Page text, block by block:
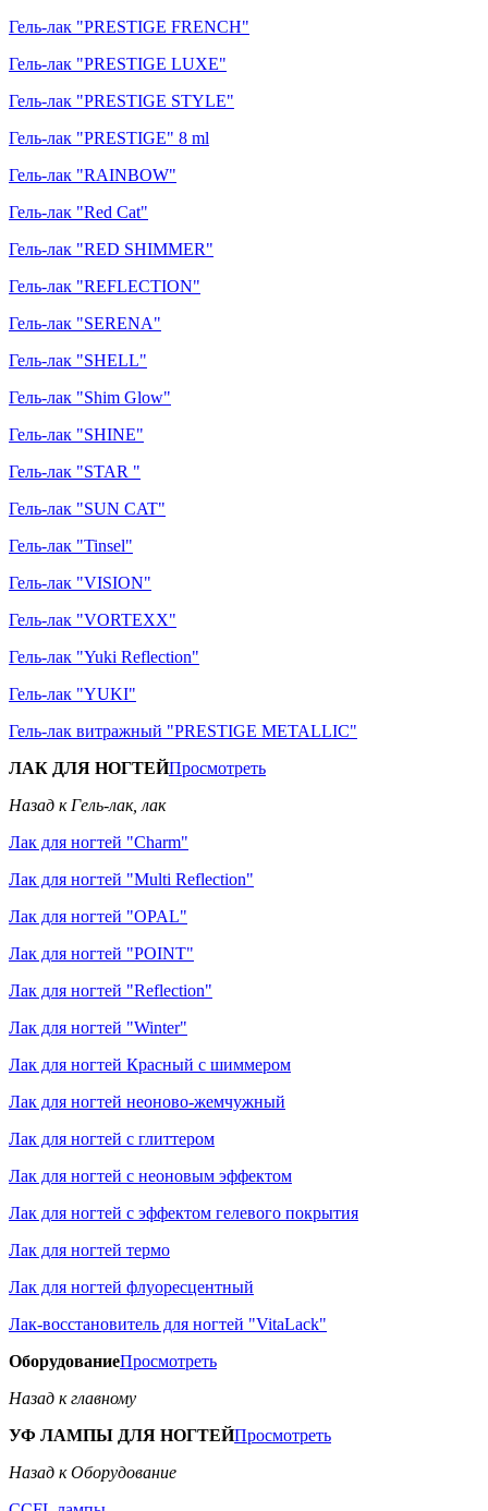
Гель-лак "PRESTIGE FRENCH"
Гель-лак "PRESTIGE LUXE"
Гель-лак "PRESTIGE STYLE"
Гель-лак "PRESTIGE" 8 ml
Гель-лак "RAINBOW"
Гель-лак "Red Cat"
Гель-лак "RED SHIMMER"
Гель-лак "REFLECTION"
Гель-лак "SERENA"
Гель-лак "SHELL"
Гель-лак "Shim Glow"
Гель-лак "SHINE"
Гель-лак "STAR "
Гель-лак "SUN CAT"
Гель-лак "Tinsel"
Гель-лак "VISION"
Гель-лак "VORTEXX"
Гель-лак "Yuki Reflection"
Гель-лак "YUKI"
Гель-лак витражный "PRESTIGE METALLIC"
ЛАК ДЛЯ НОГТЕЙПросмотреть
Назад к Гель-лак, лак
Лак для ногтей "Charm"
Лак для ногтей "Multi Reflection"
Лак для ногтей "OPAL"
Лак для ногтей "POINT"
Лак для ногтей "Reflection"
Лак для ногтей "Winter"
Лак для ногтей Красный с шиммером
Лак для ногтей неоново-жемчужный
Лак для ногтей с глиттером
Лак для ногтей с неоновым эффектом
Лак для ногтей с эффектом гелевого покрытия
Лак для ногтей термо
Лак для ногтей флуоресцентный
Лак-восстановитель для ногтей "VitaLack"
ОборудованиеПросмотреть
Назад к главному
УФ ЛАМПЫ ДЛЯ НОГТЕЙПросмотреть
Назад к Оборудование